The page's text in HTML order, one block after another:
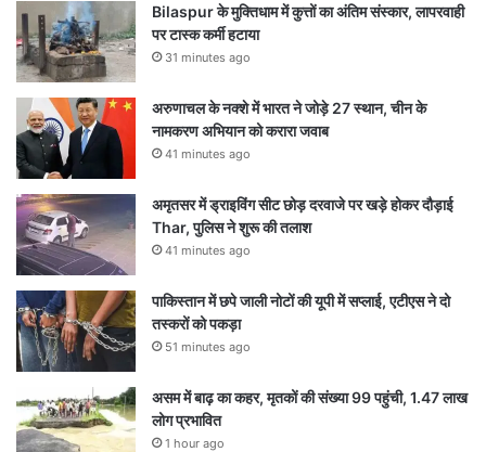
Bilaspur के मुक्तिधाम में कुत्तों का अंतिम संस्कार, लापरवाही
पर टास्क कर्मी हटाया
31 minutes ago
अरुणाचल के नक्शे में भारत ने जोड़े 27 स्थान, चीन के
नामकरण अभियान को करारा जवाब
41 minutes ago
अमृतसर में ड्राइविंग सीट छोड़ दरवाजे पर खड़े होकर दौड़ाई
Thar, पुलिस ने शुरू की तलाश
41 minutes ago
पाकिस्तान में छपे जाली नोटों की यूपी में सप्लाई, एटीएस ने दो
तस्करों को पकड़ा
51 minutes ago
असम में बाढ़ का कहर, मृतकों की संख्या 99 पहुंची, 1.47 लाख
लोग प्रभावित
1 hour ago